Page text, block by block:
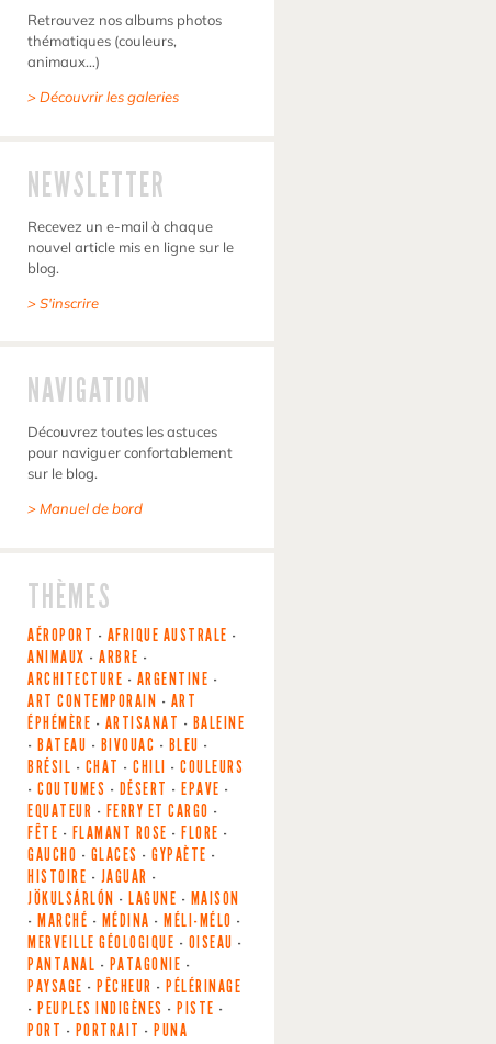
Retrouvez nos albums photos
thématiques (couleurs,
animaux…)
> Découvrir les galeries
NEWSLETTER
Recevez un e-mail à chaque
nouvel article mis en ligne sur le
blog.
> S'inscrire
NAVIGATION
Découvrez toutes les astuces
pour naviguer confortablement
sur le blog.
> Manuel de bord
THÈMES
AÉROPORT - AFRIQUE AUSTRALE -
ANIMAUX - ARBRE -
ARCHITECTURE - ARGENTINE -
ART CONTEMPORAIN - ART
ÉPHÉMÈRE - ARTISANAT - BALEINE
- BATEAU - BIVOUAC - BLEU -
BRÉSIL - CHAT - CHILI - COULEURS
- COUTUMES - DÉSERT - EPAVE -
EQUATEUR - FERRY ET CARGO -
FÊTE - FLAMANT ROSE - FLORE -
GAUCHO - GLACES - GYPAÈTE -
HISTOIRE - JAGUAR -
JÖKULSÁRLÓN - LAGUNE - MAISON
- MARCHÉ - MÉDINA - MÉLI-MÉLO -
MERVEILLE GÉOLOGIQUE - OISEAU -
PANTANAL - PATAGONIE -
PAYSAGE - PÊCHEUR - PÉLÉRINAGE
- PEUPLES INDIGÈNES - PISTE -
PORT - PORTRAIT - PUNA